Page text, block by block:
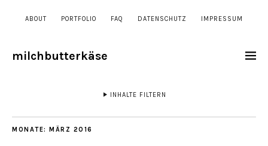
ABOUT PORTFOLIO FAQ DATENSCHUTZ IMPRESSUM
milchbutterkäse
INHALTE FILTERN
MONATE: MÄRZ 2016